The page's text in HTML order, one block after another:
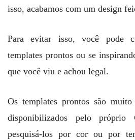
isso, acabamos com um design
Para evitar isso, você pode
templates prontos ou se
que você viu e achou legal.
Os templates prontos são muito
disponibilizados pelo
pesquisá-los por cor ou por